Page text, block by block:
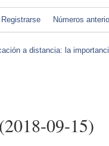
Registrarse Números
a distancia: la
(2018-09-15)